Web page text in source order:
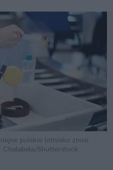
polskie lotnisko znosi
Shutterstock